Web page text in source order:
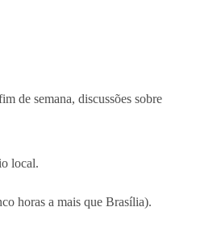
de semana, discussões sobre
local.
horas a mais que Brasília).